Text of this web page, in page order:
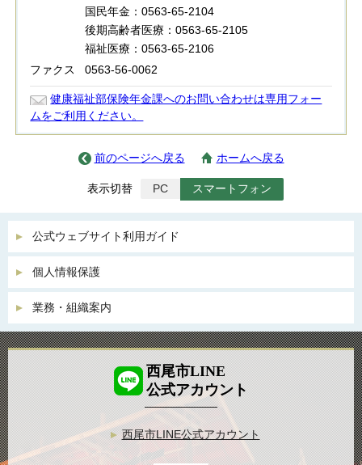
国民年金：0563-65-2104
後期高齢者医療：0563-65-2105
福祉医療：0563-65-2106
ファクス
0563-56-0062
健康福祉部保険年金課へのお問い合わせは専用フォー
ムをご利用ください。
前のページへ戻る ホームへ戻る
表示切替 PC スマートフォン
公式ウェブサイト利用ガイド
個人情報保護
業務・組織案内
西尾市LINE
公式アカウント
西尾市LINE公式アカウント